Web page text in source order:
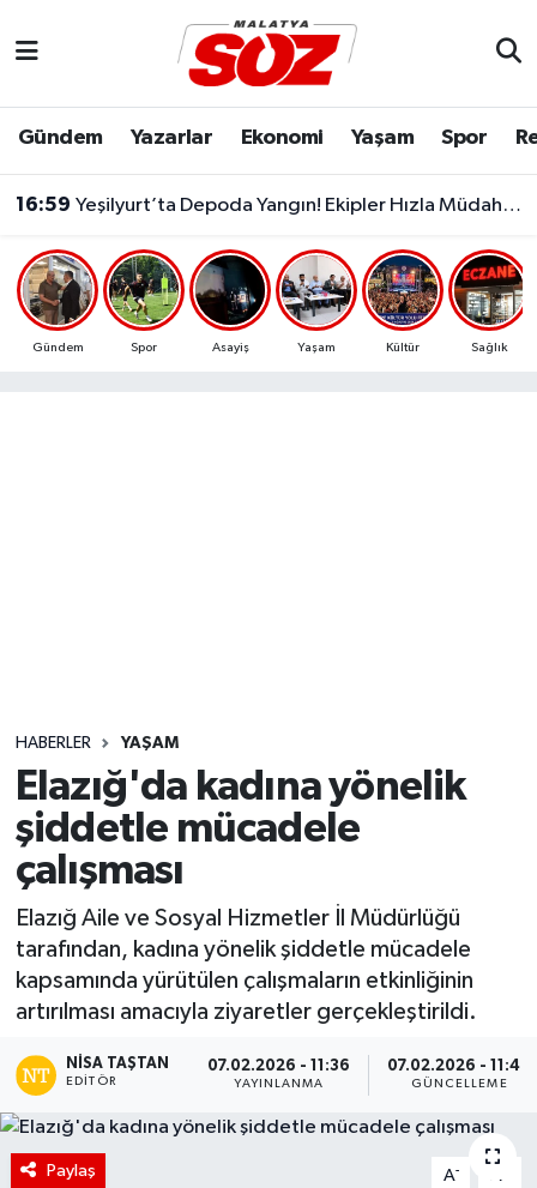
Gündem Yazarlar Ekonomi Yaşam Spor
16:59 Yeşilyurt’ta Depoda Yangın! Ekipler Hızla Müdahale Etti
Gündem Spor Asayiş Yaşam Kültür Sağlık
HABERLER YAŞAM
Elazığ'da kadına yönelik
şiddetle mücadele
çalışması
Elazığ Aile ve Sosyal Hizmetler İl Müdürlüğü
tarafından, kadına yönelik şiddetle mücadele
kapsamında yürütülen çalışmaların etkinliğinin
artırılması amacıyla ziyaretler gerçekleştirildi.
NISA TAŞTAN
EDITÖR
07.02.2026 - 11:36
YAYINLANMA
07.02.2026 - 11:40
GÜNCELLEME
Paylaş A- A
Dünya
Eğitim
Ekonomi
Yaşam
Malatya Nöbetçi Eczaneler
Malatya Namaz Vakitleri
Malatya Trafik Yoğunluk Haritası
Süper Lig Puan Durumu ve Fikstür